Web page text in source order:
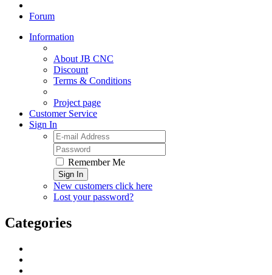
Forum
Information
About JB CNC
Discount
Terms & Conditions
Project page
Customer Service
Sign In
Remember Me
Sign In
New customers click here
Lost your password?
Categories